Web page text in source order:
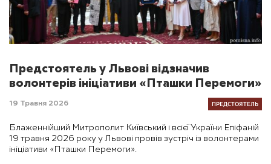
Предстоятель у Львові відзначив
волонтерів ініціативи «Пташки Перемоги»
19 Травня 2026 ПРЕДСТОЯТЕЛЬ
Блаженнійший Митрополит Київський і всієї України Епіфаній
19 травня 2026 року у Львові провів зустріч із волонтерами
ініціативи «Пташки Перемоги».